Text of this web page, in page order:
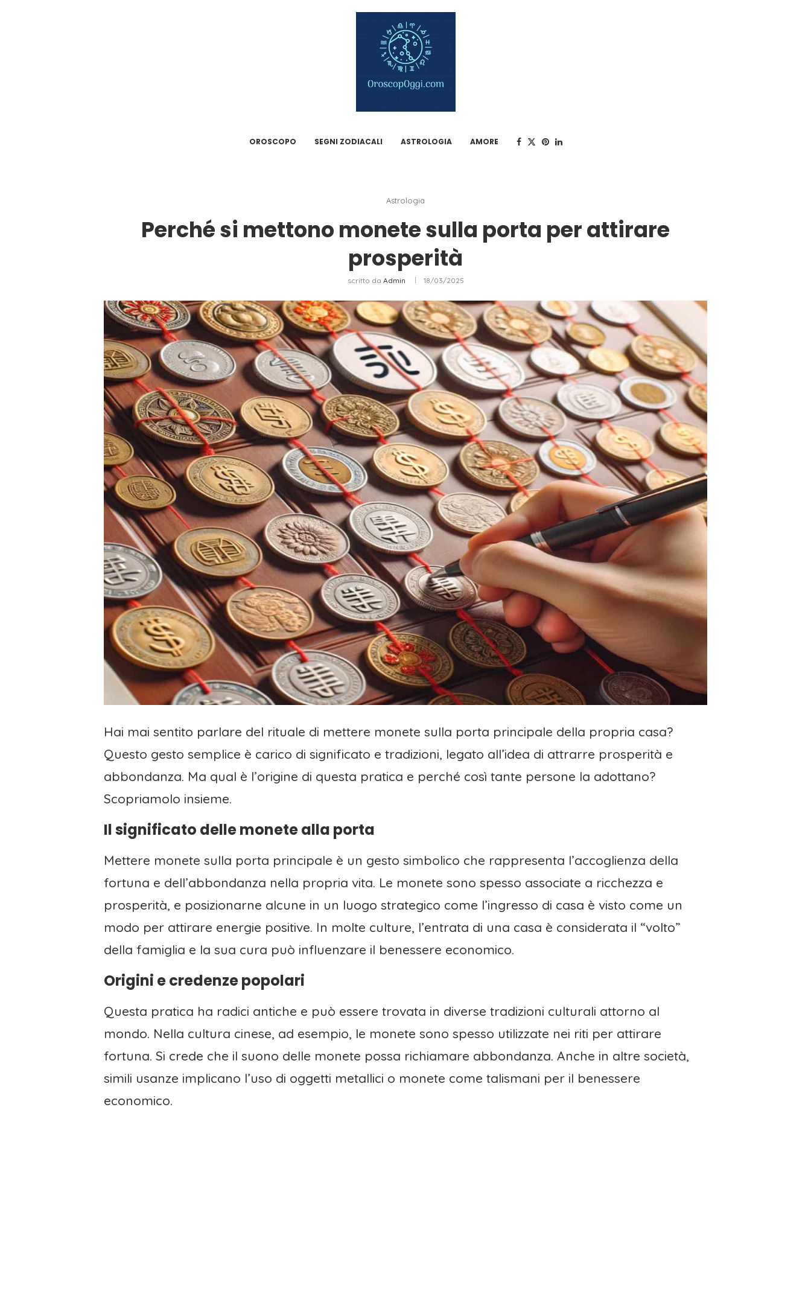
OROSCOPO SEGNI ZODIACALI ASTROLOGIA AMORE
Astrologia
Perché si mettono monete sulla porta per attirare
prosperità
scritto da Admin 18/03/2025
Hai mai sentito parlare del rituale di mettere monete sulla porta principale della propria casa?
Questo gesto semplice è carico di significato e tradizioni, legato all’idea di attrarre prosperità e
abbondanza. Ma qual è l’origine di questa pratica e perché così tante persone la adottano?
Scopriamolo insieme.
Il significato delle monete alla porta
Mettere monete sulla porta principale è un gesto simbolico che rappresenta l’accoglienza della
fortuna e dell’abbondanza nella propria vita. Le monete sono spesso associate a ricchezza e
prosperità, e posizionarne alcune in un luogo strategico come l’ingresso di casa è visto come un
modo per attirare energie positive. In molte culture, l’entrata di una casa è considerata il “volto”
della famiglia e la sua cura può influenzare il benessere economico.
Origini e credenze popolari
Questa pratica ha radici antiche e può essere trovata in diverse tradizioni culturali attorno al
mondo. Nella cultura cinese, ad esempio, le monete sono spesso utilizzate nei riti per attirare
fortuna. Si crede che il suono delle monete possa richiamare abbondanza. Anche in altre società,
simili usanze implicano l’uso di oggetti metallici o monete come talismani per il benessere
economico.